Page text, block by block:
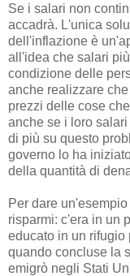
Se i salari non
accadrà. L'unica
dell'inflazione è
all'idea che salari
condizione delle
anche realizzare
prezzi delle cose
anche se i loro
di più su questo
governo lo ha
della quantità di
Per dare
risparmi: c'era in un
educato in un rifugio
quando concluse la
emigrò negli Stati